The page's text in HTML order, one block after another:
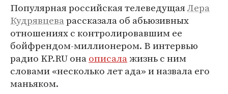
Популярная российская телеведущаяЛера
Кудрявцеварассказала об абьюзивных
отношениях с контролировавшим ее
бойфрендом-миллионером. В интервью
радио KP.RU онаописалажизнь с ним
словами «несколько лет ада» и назвала его
маньяком.